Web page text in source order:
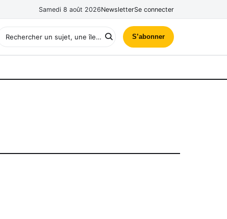
Samedi 8 août 2026NewsletterSe connecter
S’abonner